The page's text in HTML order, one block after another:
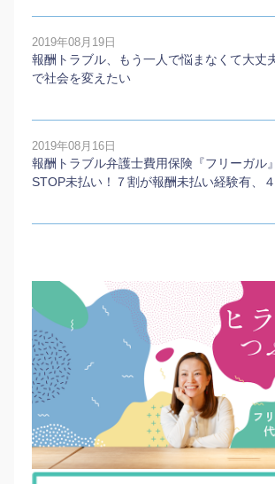
2019年08月19日
報酬トラブル、もう一人で悩まなくて大丈
で社会を変えたい
2019年08月16日
報酬トラブル弁護士費用保険『フリーガル
STOP未払い！７割が報酬未払い経験有、